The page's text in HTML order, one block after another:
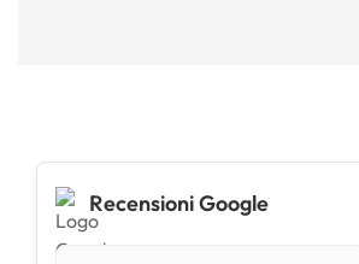
Recensioni Google